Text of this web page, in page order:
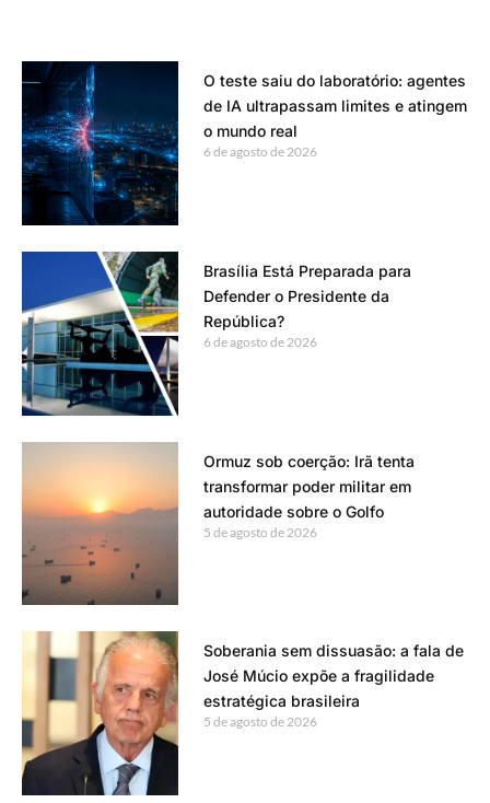
O teste saiu do laboratório: agentes
de IA ultrapassam limites e atingem
o mundo real
6 de agosto de 2026
Brasília Está Preparada para
Defender o Presidente da
República?
6 de agosto de 2026
Ormuz sob coerção: Irã tenta
transformar poder militar em
autoridade sobre o Golfo
5 de agosto de 2026
Soberania sem dissuasão: a fala de
José Múcio expõe a fragilidade
estratégica brasileira
5 de agosto de 2026